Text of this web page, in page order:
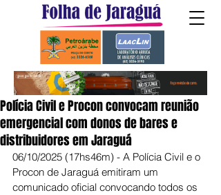
Polícia Civil e Procon convocam reunião
emergencial com donos de bares e
distribuidores em Jaraguá
06/10/2025 (17hs46m) - A Polícia Civil e o
Procon de Jaraguá emitiram um
comunicado oficial convocando todos os